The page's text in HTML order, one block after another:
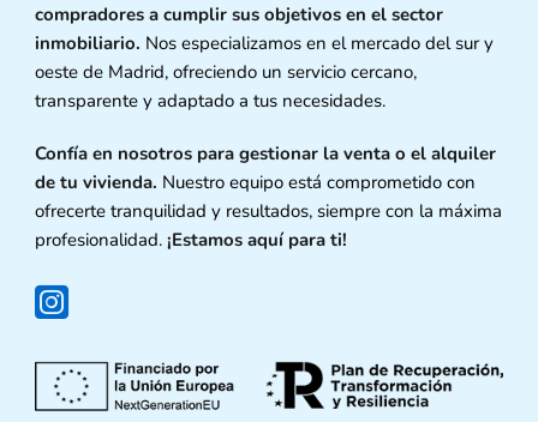
compradores a cumplir sus objetivos en el sector
inmobiliario. Nos especializamos en el mercado del sur y
oeste de Madrid, ofreciendo un servicio cercano,
transparente y adaptado a tus necesidades.
Confía en nosotros para gestionar la venta o el alquiler
de tu vivienda. Nuestro equipo está comprometido con
ofrecerte tranquilidad y resultados, siempre con la máxima
profesionalidad. ¡Estamos aquí para ti!